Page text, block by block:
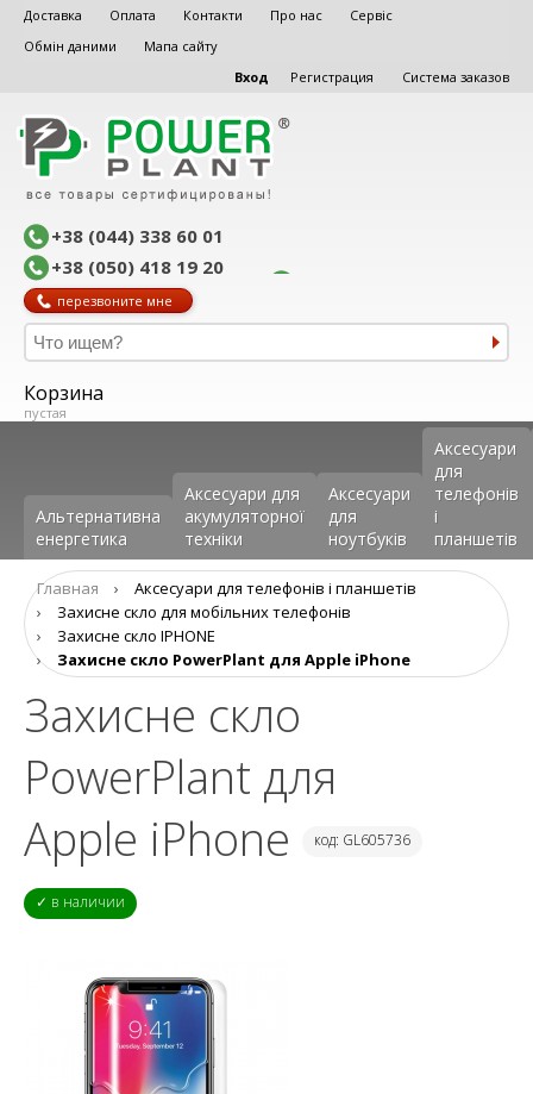
Доставка Оплата Контакти Про нас
Сервіс
Обмін даними
Мапа сайту
Вход
Регистрация Система заказов
+38 (044) 338 60 01
+38 (050) 418 19 20
перезвоните мне
Корзина
пустая
Альтернативна
енергетика
Аксесуари для
акумуляторної
техніки
Аксесуари
для
ноутбуків
Аксеcуари
для
телефонів
і
планшетів
Главная ›
Аксеcуари для телефонів і планшетів
›
Захисне скло для мобільних телефонів
›
Захисне скло IPHONE
›
Захисне скло PowerPlant для Apple iPhone
Захисне скло
PowerPlant для
Apple iPhone
код: GL605736
✓ в наличии